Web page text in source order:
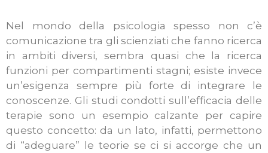
Nel mondo della psicologia spesso non c’è
comunicazione tra gli scienziati che fanno ricerca
in ambiti diversi, sembra quasi che la ricerca
funzioni per compartimenti stagni; esiste invece
un’esigenza sempre più forte di integrare le
conoscenze. Gli studi condotti sull’efficacia delle
terapie sono un esempio calzante per capire
questo concetto: da un lato, infatti, permettono
di “adeguare” le teorie se ci si accorge che un